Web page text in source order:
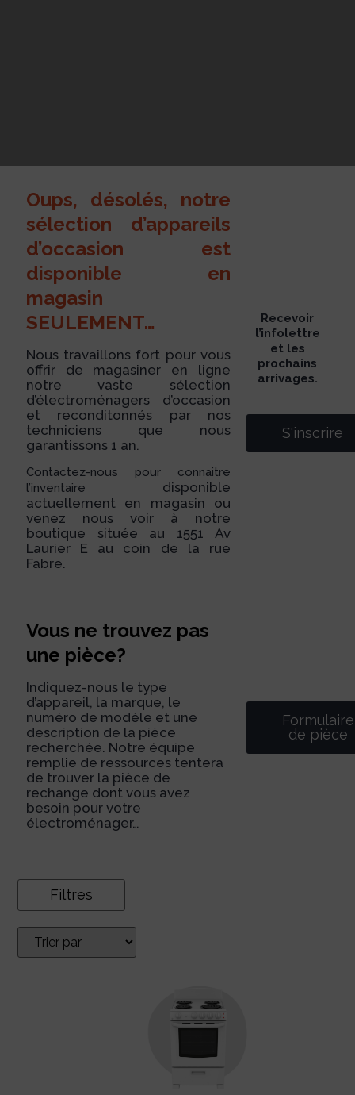
Oups, désolés, notre
sélection d’appareils
d’occasion est
disponible en
magasin
SEULEMENT…
Nous travaillons fort pour vous
offrir de magasiner en ligne
notre vaste sélection
d’électroménagers d’occasion
et reconditonnés par nos
techniciens que nous
garantissons 1 an.
Contactez-nous pour connaitre
l’inventaire
disponible
actuellement en magasin ou
venez nous voir à notre
boutique située au 1551 Av
Laurier E au coin de la rue
Fabre.
Recevoir
l’infolettre
et les
prochains
arrivages.
S'inscrire
Vous ne trouvez pas
une pièce?
Indiquez-nous le type
d’appareil, la marque, le
numéro de modèle et une
description de la pièce
recherchée. Notre équipe
remplie de ressources tentera
de trouver la pièce de
rechange dont vous avez
besoin pour votre
électroménager…
Formulaire
de pièce
Filtres